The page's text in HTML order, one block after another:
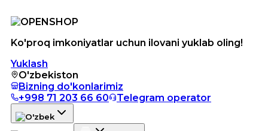
Ko'proq imkoniyatlar uchun ilovani yuklab oling!
Yuklash
O'zbekiston
Bizning do'konlarimiz
+998 71 203 66 60
Telegram operator